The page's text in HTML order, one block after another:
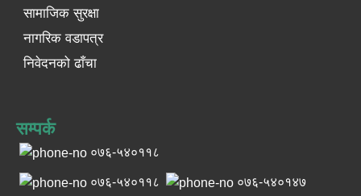
सामाजिक सुरक्षा
नागरिक वडापत्र
निवेदनको ढाँचा
सम्पर्क
०७६-५४०११८
०७६-५४०११८ ०७६-५४०१४७